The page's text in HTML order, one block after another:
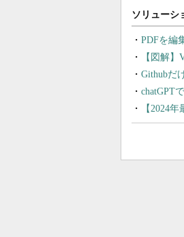
PDFを編
【図解
Githubだ
chatGPT
【2024